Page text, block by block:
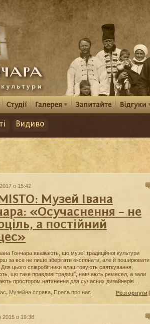
Видиво
о 15:42
Музей Івана
«Осучаснення – не
а постійний
Гончара вважають, що музеї традиційної культури
за все не лише зберігати експонати, але й поширювати
цього співробітники влаштовують святкування,
що таке правдиві традиції, навчають ремесел, а зали
простором натхнення для сучасних дизайнерів…
, Музейна справа, Преса про нас Розгорнути
2015 о 19:38